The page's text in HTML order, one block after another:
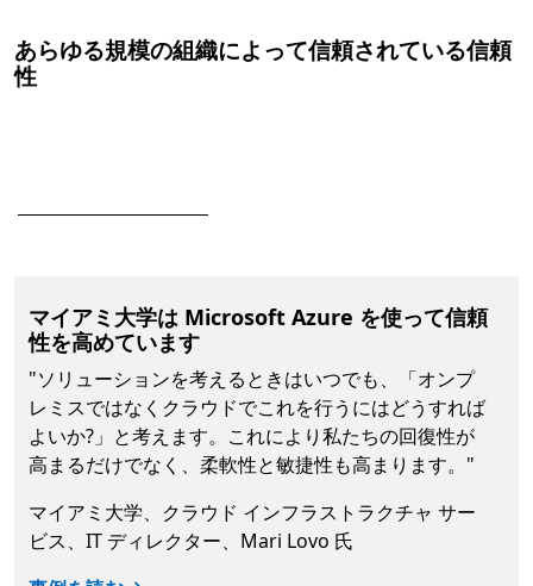
あらゆる規模の組織によって信頼されている信頼
性
マイアミ大学は Microsoft Azure を使って信頼
性を高めています
"ソリューションを考えるときはいつでも、「オンプ
レミスではなくクラウドでこれを行うにはどうすれば
よいか?」と考えます。これにより私たちの回復性が
高まるだけでなく、柔軟性と敏捷性も高まります。"
マイアミ大学、クラウド インフラストラクチャ サー
ビス、IT ディレクター、Mari Lovo 氏